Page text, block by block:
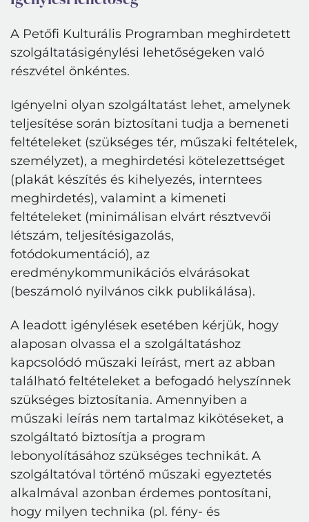
A Petőfi Kulturális Programban meghirdetett
szolgáltatásigénylési lehetőségeken való
részvétel önkéntes.
Igényelni olyan szolgáltatást lehet, amelynek
teljesítése során biztosítani tudja a bemeneti
feltételeket (szükséges tér, műszaki feltételek,
személyzet), a meghirdetési kötelezettséget
(plakát készítés és kihelyezés, interntees
meghirdetés), valamint a kimeneti
feltételeket (minimálisan elvárt résztvevői
létszám, teljesítésigazolás,
fotódokumentáció), az
eredménykommunikációs elvárásokat
(beszámoló nyilvános cikk publikálása).
A leadott igénylések esetében kérjük, hogy
alaposan olvassa el a szolgáltatáshoz
kapcsolódó műszaki leírást, mert az abban
található feltételeket a befogadó helyszínnek
szükséges biztosítania. Amennyiben a
műszaki leírás nem tartalmaz kikötéseket, a
szolgáltató biztosítja a program
lebonyolításához szükséges technikát. A
szolgáltatóval történő műszaki egyeztetés
alkalmával azonban érdemes pontosítani,
hogy milyen technika (pl. fény- és